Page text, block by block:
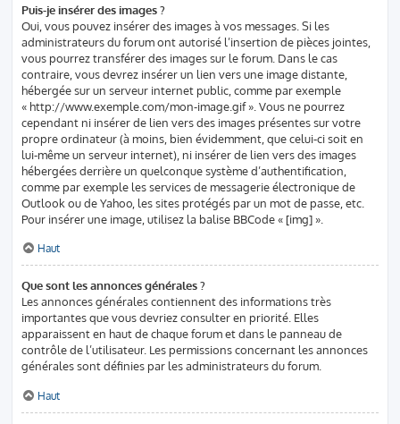
Puis-je insérer des images ?
Oui, vous pouvez insérer des images à vos messages. Si les
administrateurs du forum ont autorisé l’insertion de pièces jointes,
vous pourrez transférer des images sur le forum. Dans le cas
contraire, vous devrez insérer un lien vers une image distante,
hébergée sur un serveur internet public, comme par exemple
« http://www.exemple.com/mon-image.gif ». Vous ne pourrez
cependant ni insérer de lien vers des images présentes sur votre
propre ordinateur (à moins, bien évidemment, que celui-ci soit en
lui-même un serveur internet), ni insérer de lien vers des images
hébergées derrière un quelconque système d’authentification,
comme par exemple les services de messagerie électronique de
Outlook ou de Yahoo, les sites protégés par un mot de passe, etc.
Pour insérer une image, utilisez la balise BBCode « [img] ».
Haut
Que sont les annonces générales ?
Les annonces générales contiennent des informations très
importantes que vous devriez consulter en priorité. Elles
apparaissent en haut de chaque forum et dans le panneau de
contrôle de l’utilisateur. Les permissions concernant les annonces
générales sont définies par les administrateurs du forum.
Haut